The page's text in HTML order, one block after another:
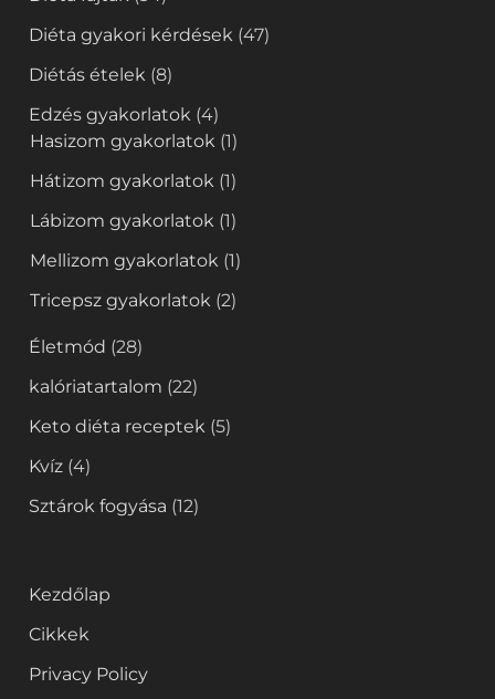
Diéta gyakori kérdések (47)
Diétás ételek (8)
Edzés gyakorlatok (4)
Hasizom gyakorlatok (1)
Hátizom gyakorlatok (1)
Lábizom gyakorlatok (1)
Mellizom gyakorlatok (1)
Tricepsz gyakorlatok (2)
Életmód (28)
kalóriatartalom (22)
Keto diéta receptek (5)
Kvíz (4)
Sztárok fogyása (12)
Kezdőlap
Cikkek
Privacy Policy